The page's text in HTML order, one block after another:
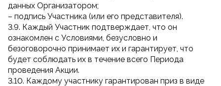
данных Организатором;
– подпись Участника (или его представителя).
3.9. Каждый Участник подтверждает, что он
ознакомлен с Условиями, безусловно и
безоговорочно принимает их и гарантирует, что
будет соблюдать их в течение всего Периода
проведения Акции.
3.10. Каждому участнику гарантирован приз в виде